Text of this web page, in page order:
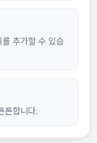
추가할 수 있습
튼합니다.